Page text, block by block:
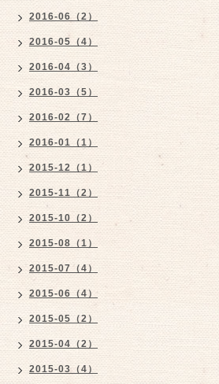
2016-06（2）
2016-05（4）
2016-04（3）
2016-03（5）
2016-02（7）
2016-01（1）
2015-12（1）
2015-11（2）
2015-10（2）
2015-08（1）
2015-07（4）
2015-06（4）
2015-05（2）
2015-04（2）
2015-03（4）